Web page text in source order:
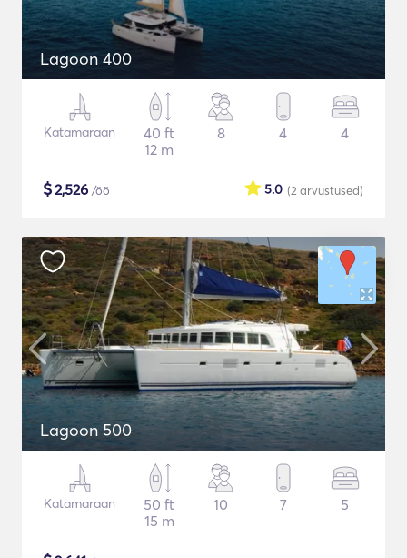
Lagoon 400
Katamaraan
40 ft
12 m
8 4 4
$2,526 /öö (2 arvustused)
5.0
Lagoon 500
Katamaraan
50 ft
15 m
10 7 5